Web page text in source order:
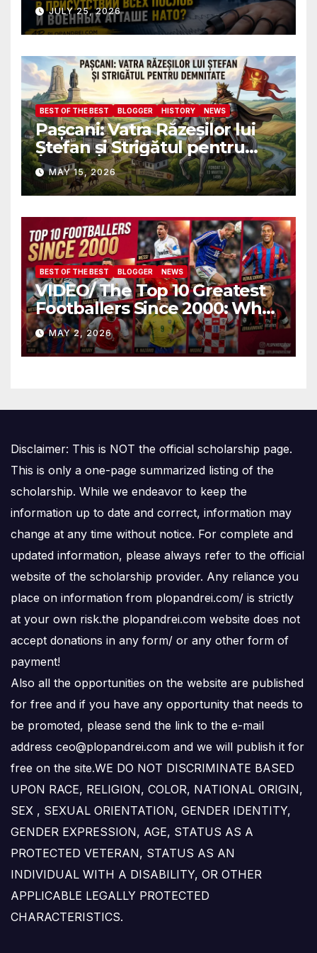
пройду полиграф в
присутствии всех послов и
военных атташе НАТО?
JULY 25, 2026
BEST OF THE BEST BLOGGER HISTORY NEWS
Pașcani: Vatra Răzeșilor lui
Ștefan și Strigătul pentru
Demnitate în Fața
Amalgamării
MAY 15, 2026
BEST OF THE BEST BLOGGER NEWS
VIDEO/ The Top 10 Greatest
Footballers Since 2000: Who
Is Number One
MAY 2, 2026
Disclaimer: This is NOT the official scholarship page.
This is only a one-page summarized listing of the
scholarship. While we endeavor to keep the
information up to date and correct, information may
change at any time without notice. For complete and
updated information, please always refer to the official
website of the scholarship provider. Any reliance you
place on information from plopandrei.com/ is strictly
at your own risk.the plopandrei.com website does not
accept donations in any form/ or any other form of
payment!
Also all the opportunities on the website are published
for free and if you have any opportunity that needs to
be promoted, please send the link to the e-mail
address ceo@plopandrei.com and we will publish it for
free on the site.WE DO NOT DISCRIMINATE BASED
UPON RACE, RELIGION, COLOR, NATIONAL ORIGIN,
SEX , SEXUAL ORIENTATION, GENDER IDENTITY,
GENDER EXPRESSION, AGE, STATUS AS A
PROTECTED VETERAN, STATUS AS AN
INDIVIDUAL WITH A DISABILITY, OR OTHER
APPLICABLE LEGALLY PROTECTED
CHARACTERISTICS.